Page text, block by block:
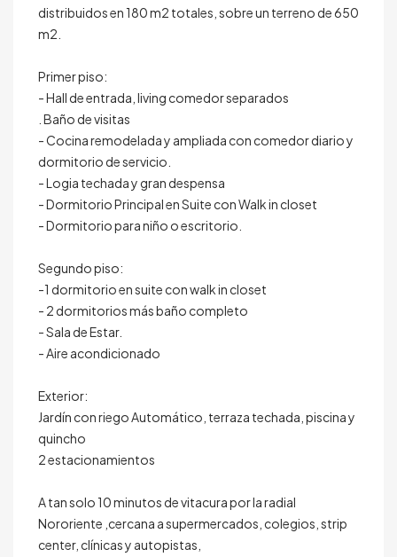
distribuidos en 180 m2 totales, sobre un terreno de 650
m2.
Primer piso:
- Hall de entrada, living comedor separados
. Baño de visitas
- Cocina remodelada y ampliada con comedor diario y
dormitorio de servicio.
- Logia techada y gran despensa
- Dormitorio Principal en Suite con Walk in closet
- Dormitorio para niño o escritorio.
Segundo piso:
-1 dormitorio en suite con walk in closet
- 2 dormitorios más baño completo
- Sala de Estar.
- Aire acondicionado
Exterior:
Jardín con riego Automático, terraza techada, piscina y
quincho
2 estacionamientos
A tan solo 10 minutos de vitacura por la radial
Nororiente ,cercana a supermercados, colegios, strip
center, clínicas y autopistas,